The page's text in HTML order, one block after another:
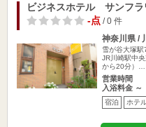
ビジネスホテル サンフ
-点/ 0 件
神奈川県 /
雪が谷大塚
JR川崎駅中
から20分）…
営業時間
入浴料金 ～
宿泊 ホテ